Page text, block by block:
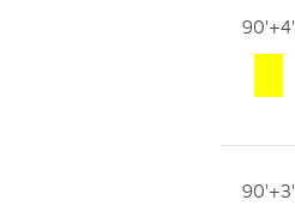
90'+4'
90'+3'